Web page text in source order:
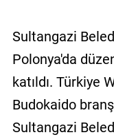
Sultangazi
Polonya'da
katıldı. Türkiye
Budokaido
Sultangazi